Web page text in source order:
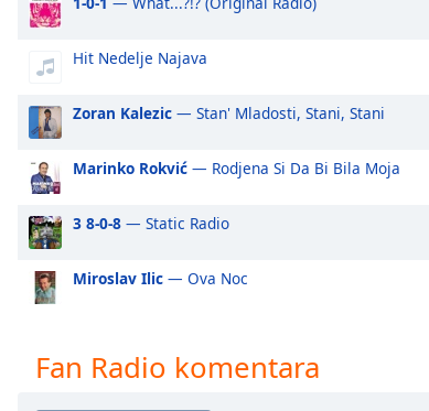
Audio
Track
Picture-
Picture
Fullscreen
modal
window.
Beginning
window.
Hit Nedelje Najava
Zoran Kalezic — Stan' Mladosti, Stani, Stani
Marinko Rokvić — Rodjena Si Da Bi Bila Moja
3 8-0-8 — Static Radio
Miroslav Ilic — Ova Noc
Fan Radio komentara